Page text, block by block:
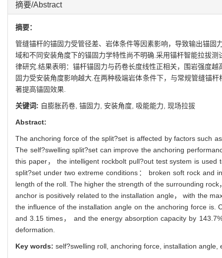
摘要/Abstract
摘要：
管缝锚杆的锚固力受管径差、岩体条件等因素影响，导致输出锚
域和不同安装角度下的锚固力学特性尚不明确.采用锚杆智能拉拔
律研究.结果表明：锚杆锚固力与药卷长度线性正相关，围岩强度
固力受安装角度影响越大.在两种极端岩体条件下，与常规管缝锚
著提高锚固效果.
关键词: 自膨胀药卷, 锚固力, 安装角度, 吸能能力, 现场拉拔
Abstract:
The anchoring force of the split?set is affected by factors such
The self?swelling split?set can improve the anchoring
this paper， the intelligent rockbolt pull?out test system is
split?set under two extreme conditions： broken soft rock and
length of the roll. The higher the strength of the surrounding
anchor is positively related to the installation angle， with the
the influence of the installation angle on the anchoring force is.
and 3.15 times， and the energy absorption capacity by
deformation.
Key words: self?swelling roll, anchoring force, installation angle,